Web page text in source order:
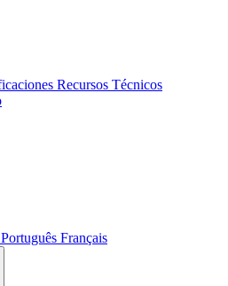
Recursos Técnicos
Português Français